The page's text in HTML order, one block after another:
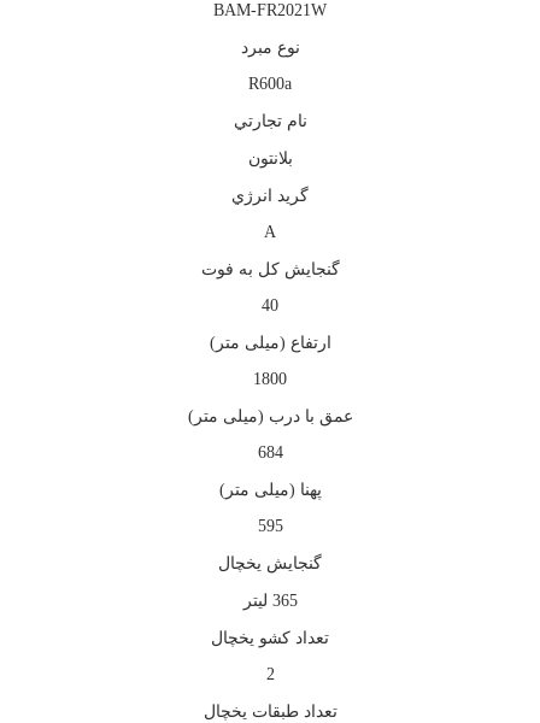
BAM-FR2021W
نوع مبرد
R600a
نام تجارتي
بلانتون
گريد انرژي
A
گنجایش کل به فوت
40
ارتفاع (میلی متر)
1800
عمق با درب (میلی متر)
684
پهنا (میلی متر)
595
گنجایش یخچال
365 لیتر
تعداد کشو یخچال
2
تعداد طبقات یخچال